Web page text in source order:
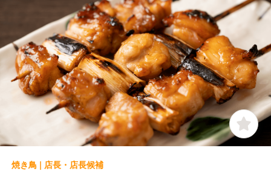
焼き鳥 | 店長・店長候補